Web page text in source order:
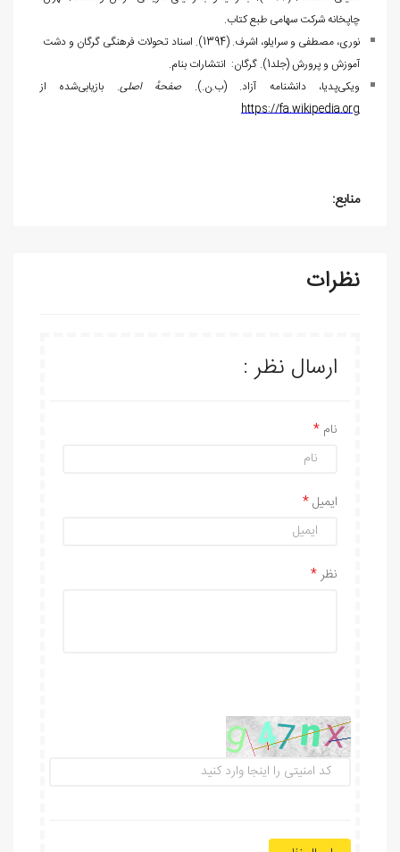
چاپخانه شرکت سهامی طبع کتاب.
نوری، مصطفی و سرایلو، اشرف. (1394). اسناد تحولات فرهنگی گرگان و دشت
آموزش و پرورش (جلد1). گرگان: انتشارات بنام.
ویکی‌پدیا، دانشنامه آزاد. (ب.ن.). صفحهٔ اصلی. بازیابی‌شده از
https://fa.wikipedia.org
منابع:
نظرات
ارسال نظر :
نام
ایمیل
نظر